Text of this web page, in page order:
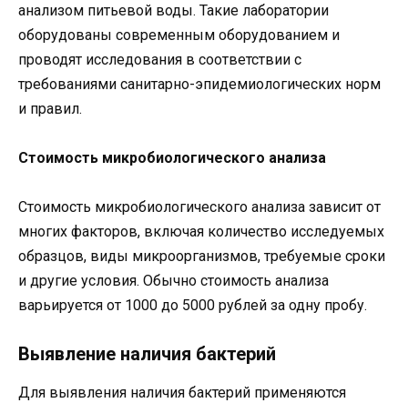
анализом питьевой воды. Такие лаборатории
оборудованы современным оборудованием и
проводят исследования в соответствии с
требованиями санитарно-эпидемиологических норм
и правил.
Стоимость микробиологического анализа
Стоимость микробиологического анализа зависит от
многих факторов, включая количество исследуемых
образцов, виды микроорганизмов, требуемые сроки
и другие условия. Обычно стоимость анализа
варьируется от 1000 до 5000 рублей за одну пробу.
Выявление наличия бактерий
Для выявления наличия бактерий применяются